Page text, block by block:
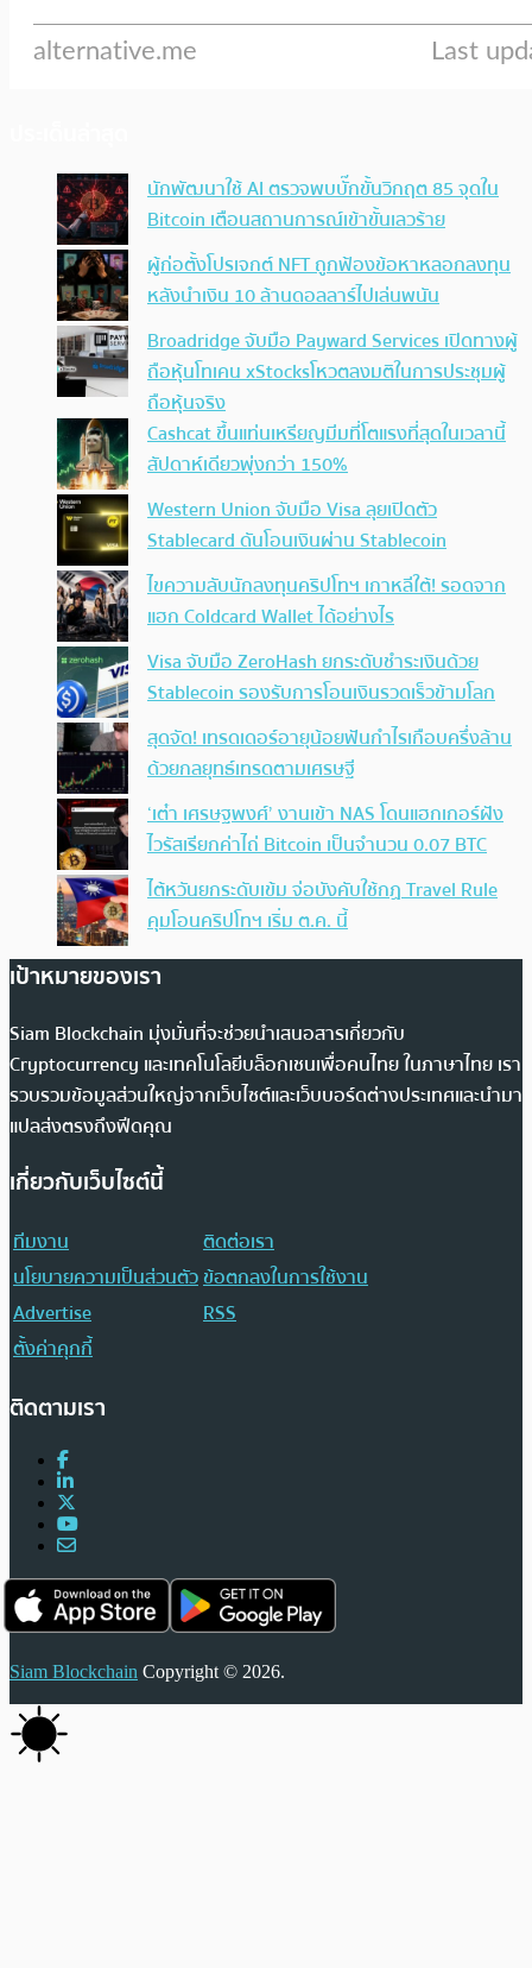
นักพัฒนาใช้ AI ตรวจพบบั๊กขั้นวิกฤต 85 จุดใน
Bitcoin เตือนสถานการณ์เข้าขั้นเลวร้าย
ผู้ก่อตั้งโปรเจกต์ NFT ถูกฟ้องข้อหาหลอกลงทุน
หลังนำเงิน 10 ล้านดอลลาร์ไปเล่นพนัน
Broadridge จับมือ Payward Services เปิดทางผู้
ถือหุ้นโทเคน xStocksโหวตลงมติในการประชุมผู้
ถือหุ้นจริง
Cashcat ขึ้นแท่นเหรียญมีมที่โตแรงที่สุดในเวลานี้
สัปดาห์เดียวพุ่งกว่า 150%
Western Union จับมือ Visa ลุยเปิดตัว
Stablecard ดันโอนเงินผ่าน Stablecoin
ไขความลับนักลงทุนคริปโทฯ เกาหลีใต้! รอดจาก
แฮก Coldcard Wallet ได้อย่างไร
Visa จับมือ ZeroHash ยกระดับชำระเงินด้วย
Stablecoin รองรับการโอนเงินรวดเร็วข้ามโลก
สุดจัด! เทรดเดอร์อายุน้อยฟันกำไรเกือบครึ่งล้าน
ด้วยกลยุทธ์เทรดตามเศรษฐี
‘เต๋า เศรษฐพงศ์’ งานเข้า NAS โดนแฮกเกอร์ฝัง
ไวรัสเรียกค่าไถ่ Bitcoin เป็นจำนวน 0.07 BTC
ไต้หวันยกระดับเข้ม จ่อบังคับใช้กฏ Travel Rule
คุมโอนคริปโทฯ เริ่ม ต.ค. นี้
เป้าหมายของเรา
Siam Blockchain มุ่งมั่นที่จะช่วยนำเสนอสารเกี่ยวกับ
Cryptocurrency และเทคโนโลยีบล็อกเชนเพื่อคนไทย ในภาษาไทย เรา
รวบรวมข้อมูลส่วนใหญ่จากเว็บไซต์และเว็บบอร์ดต่างประเทศและนำมา
แปลส่งตรงถึงฟีดคุณ
เกี่ยวกับเว็บไซต์นี้
ทีมงาน
ติดต่อเรา
นโยบายความเป็นส่วนตัวข้อตกลงในการใช้งาน
Advertise
RSS
ตั้งค่าคุกกี้
ติดตามเรา
Siam Blockchain Copyright © 2026.